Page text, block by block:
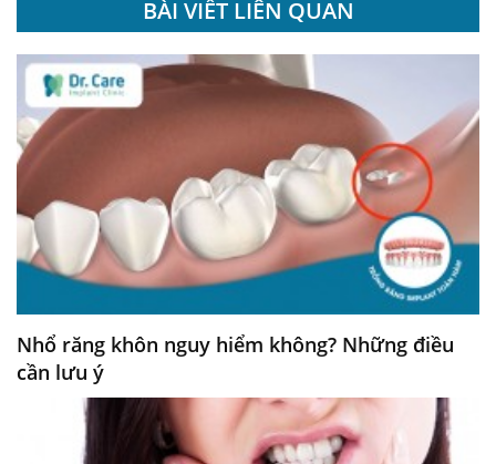
BÀI VIẾT LIÊN QUAN
Nhổ răng khôn nguy hiểm không? Những điều
cần lưu ý